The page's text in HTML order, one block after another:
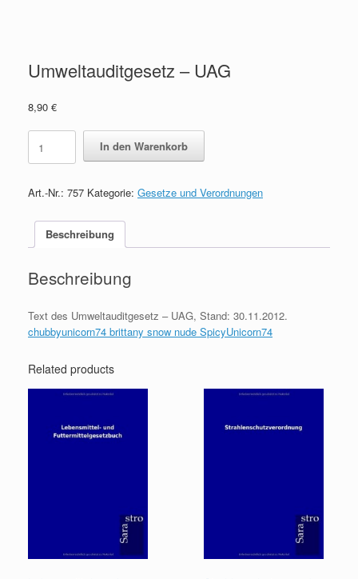
Umweltauditgesetz – UAG
8,90 €
Umweltauditgesetz
UAG
In den Warenkorb
Art.-Nr.: 757 Kategorie: Gesetze und Verordnungen
Beschreibung
Beschreibung
Text des Umweltauditgesetz – UAG, Stand: 30.11.2012.
chubbyunicorn74 brittany snow nude SpicyUnicorn74
Related products